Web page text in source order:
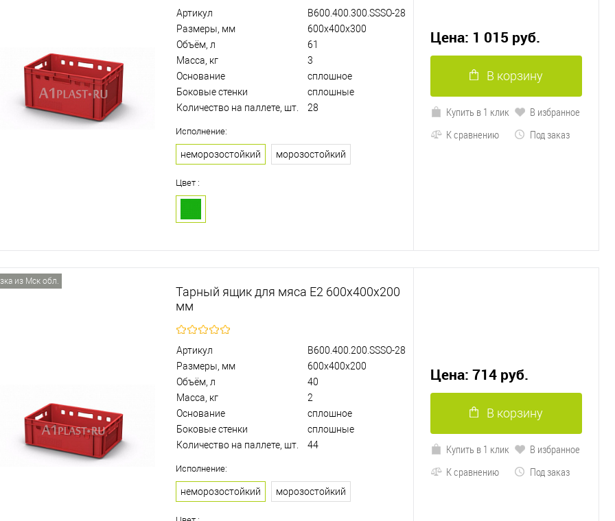
Артикул
B600.400.300.SSSO-28
Размеры, мм
600х400х300
Объём, л
61
Масса, кг
3
Основание
сплошное
Боковые стенки
сплошные
Количество на паллете, шт.
28
Исполнение:
неморозостойкий морозостойкий
Цвет :
Цена: 1 015 руб.
В корзину
Купить в 1 клик
В избранное
К сравнению
Под заказ
из Мск обл.
Тарный ящик для мяса Е2 600х400х200
мм
Артикул
B600.400.200.SSSO-28
Размеры, мм
600х400х200
Объём, л
40
Масса, кг
2
Основание
сплошное
Боковые стенки
сплошные
Количество на паллете, шт.
44
Исполнение:
неморозостойкий морозостойкий
Цена: 714 руб.
В корзину
Купить в 1 клик
В избранное
К сравнению
Под заказ